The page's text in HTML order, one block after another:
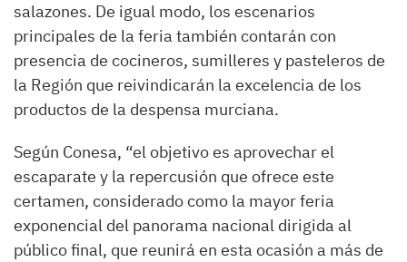
salazones. De igual modo, los escenarios
principales de la feria también contarán con
presencia de cocineros, sumilleres y pasteleros de
la Región que reivindicarán la excelencia de los
productos de la despensa murciana.
Según Conesa, “el objetivo es aprovechar el
escaparate y la repercusión que ofrece este
certamen, considerado como la mayor feria
exponencial del panorama nacional dirigida al
público final, que reunirá en esta ocasión a más de